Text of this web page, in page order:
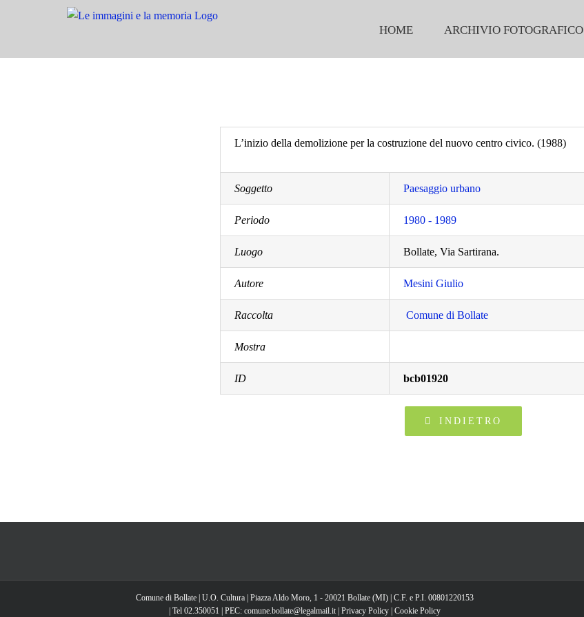
HOME ARCHIVIO FOTOGRAFICO
L’inizio della demolizione per la costruzione del nuovo centro civico. (1988)
Soggetto Paesaggio urbano
Periodo 1980 - 1989
Luogo Bollate, Via Sartirana.
Autore Mesini Giulio
Raccolta Comune di Bollate
Mostra
ID bcb01920
INDIETRO
Comune di Bollate | U.O. Cultura | Piazza Aldo Moro, 1 - 20021 Bollate (MI) | C.F. e P.I. 00801220153
| Tel 02.350051 | PEC: comune.bollate@legalmail.it | Privacy Policy Cookie Policy